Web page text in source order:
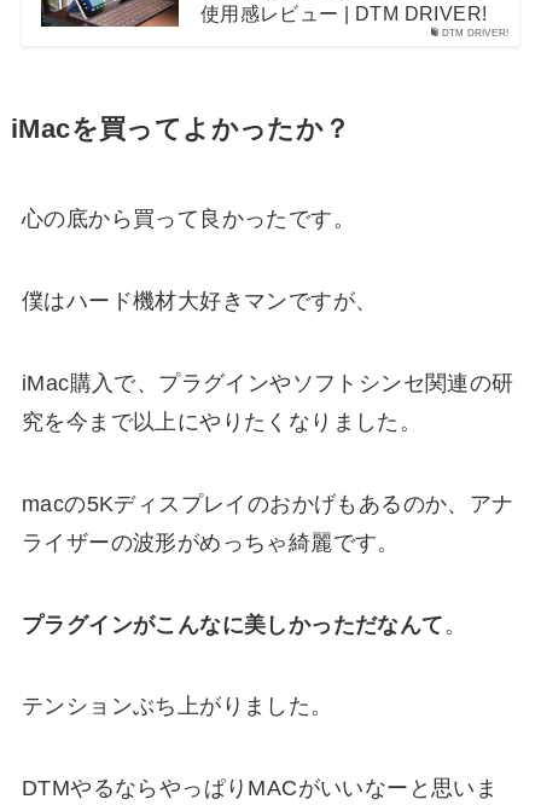
DTM DRIVER!
使用感レビュー | DTM DRIVER!
iMacを買ってよかったか？
心の底から買って良かったです。
僕はハード機材大好きマンですが、
iMac購入で、プラグインやソフトシンセ関連の研
究を今まで以上にやりたくなりました。
macの5Kディスプレイのおかげもあるのか、アナ
ライザーの波形がめっちゃ綺麗です。
プラグインがこんなに美しかっただなんて 。
テンションぶち上がりました。
DTMやるならやっぱりMACがいいなーと思いま